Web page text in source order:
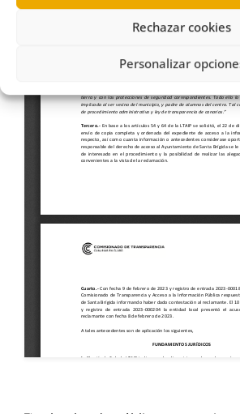
Rechazar cookies
Personalizar